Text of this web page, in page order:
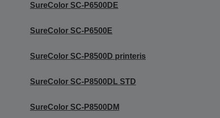
SureColor SC-P6500DE
SureColor SC-P6500E
SureColor SC-P8500D printeris
SureColor SC-P8500DL STD
SureColor SC-P8500DM